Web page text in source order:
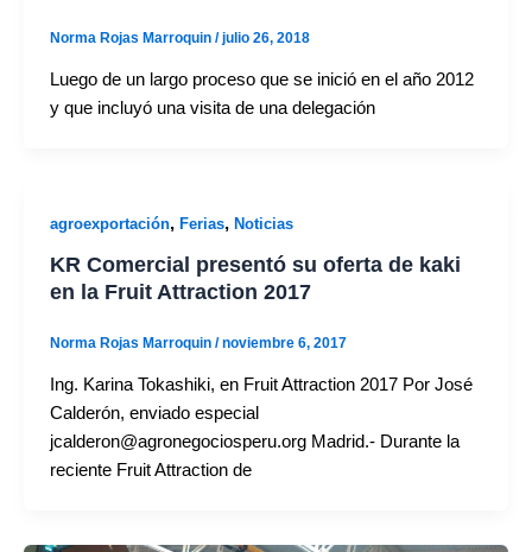
Norma Rojas Marroquin /julio 26, 2018
Luego de un largo proceso que se inició en el año 2012
y que incluyó una visita de una delegación
agroexportación, Ferias, Noticias
KR Comercial presentó su oferta de kaki
en la Fruit Attraction 2017
Norma Rojas Marroquin /noviembre 6, 2017
Ing. Karina Tokashiki, en Fruit Attraction 2017 Por José
Calderón, enviado especial
jcalderon@agronegociosperu.org Madrid.- Durante la
reciente Fruit Attraction de